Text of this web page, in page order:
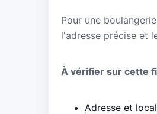
Pour une
l'adresse précise et
À vérifier sur cette
Adresse et